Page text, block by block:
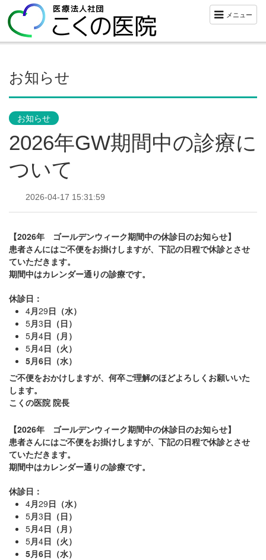
メニュー
お知らせ
お知らせ
2026年GW期間中の診療に
ついて
2026-04-17 15:31:59
【2026年 ゴールデンウィーク期間中の休診日のお知らせ】
患者さんにはご不便をお掛けしますが、下記の日程で休診とさせ
ていただきます。
期間中はカレンダー通りの診療です。
休診日：
4月29日（水）
5月3日（日）
5月4日（月）
5月4日（火）
5月6日（水）
ご不便をおかけしますが、何卒ご理解のほどよろしくお願いいた
します。
こくの医院 院長
【2026年 ゴールデンウィーク期間中の休診日のお知らせ】
患者さんにはご不便をお掛けしますが、下記の日程で休診とさせ
ていただきます。
期間中はカレンダー通りの診療です。
休診日：
4月29日（水）
5月3日（日）
5月4日（月）
5月4日（火）
5月6日（水）